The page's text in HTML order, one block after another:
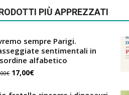
PIÙ APPREZZATI
sempre Parigi.
sentimentali in
alfabetico
€ Il
17,00€Il